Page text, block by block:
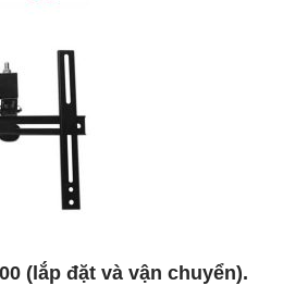
(lắp đặt và vận chuyển).
giá!